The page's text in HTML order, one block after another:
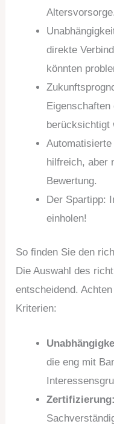
Altersvorsorge.
direkte
könnten
berücksichtigt
hilfreich, aber
Bewertung.
Der Spartipp:
einholen!
So finden Sie den
Die Auswahl des
entscheidend.
Kriterien:
die eng mit
Zertifizierung: